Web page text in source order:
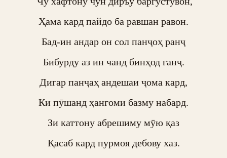
Ҳама кард пайдо ба равшан равон.
Бад-ин андар он сол панҷоҳ ранҷ
Бибурду аз ин чанд бинҳод ганҷ.
Дигар панҷаҳ андешаи ҷома кард,
Ки пӯшанд ҳангоми базму набард.
Зи каттону абрешиму мӯю қаз
Қасаб кард пурмоя дебову хаз.